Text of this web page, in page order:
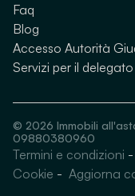
Faq
Blog
Accesso Autorità
Servizi per il delegato
© 2026 Immobili
09880380960
Termini e condizioni -
Cookie - Aggiorna